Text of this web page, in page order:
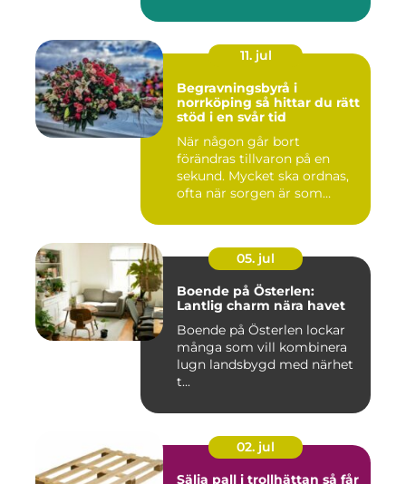
11. jul
Begravningsbyrå i
norrköping så hittar du rätt
stöd i en svår tid
När någon går bort
förändras tillvaron på en
sekund. Mycket ska ordnas,
ofta när sorgen är som
05. jul
Boende på Österlen:
Lantlig charm nära havet
Boende på Österlen lockar
många som vill kombinera
lugn landsbygd med närhet
t...
02. jul
Sälja pall i trollhättan så får